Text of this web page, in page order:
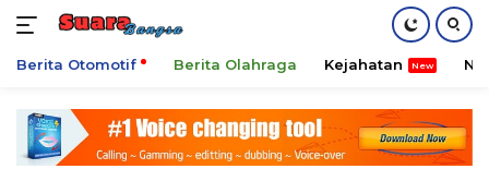
konten
Berita Otomotif Berita Olahraga Kejahatan